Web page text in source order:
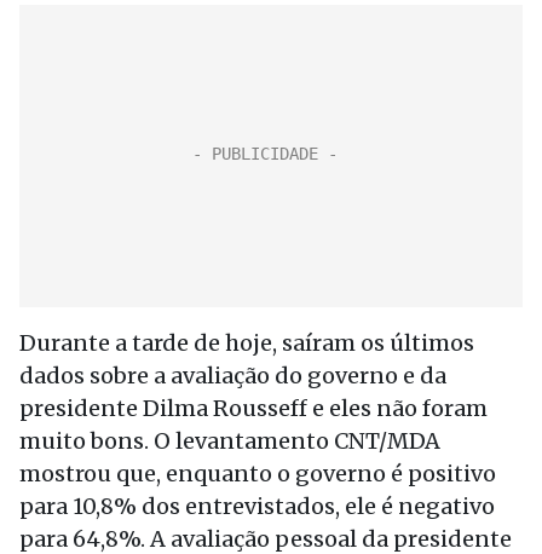
Durante a tarde de hoje, saíram os últimos
dados sobre a avaliação do governo e da
presidente Dilma Rousseff e eles não foram
muito bons. O levantamento CNT/MDA
mostrou que, enquanto o governo é positivo
para 10,8% dos entrevistados, ele é negativo
para 64,8%. A avaliação pessoal da presidente